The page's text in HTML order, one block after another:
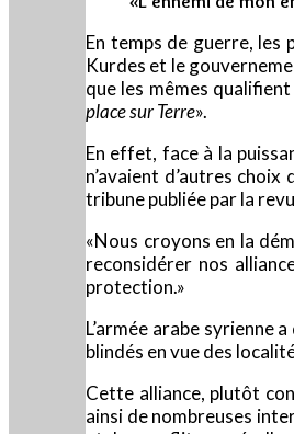
En temps de guerre, les
Kurdes et le
que les mêmes qualifient
place sur Terre».
En effet, face à la
n’avaient d’autres
tribune publiée par la
«Nous croyons en la
reconsidérer nos
protection.»
L’armée arabe syrienne
blindés en vue des
Cette alliance, plutôt
ainsi de nombreuses